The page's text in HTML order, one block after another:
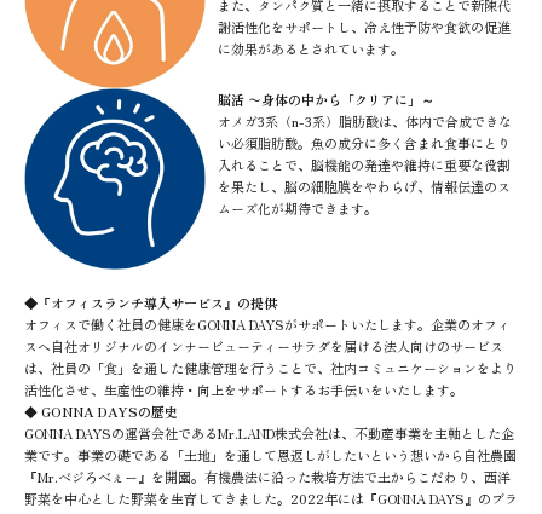
また、タンパク質と一緒に摂取することで新陳代
謝活性化をサポートし、冷え性予防や食欲の促進
に効果があるとされています。
脳活 〜身体の中から「クリアに」～
オメガ3系（n-3系）脂肪酸は、体内で合成できな
い必須脂肪酸。魚の成分に多く含まれ食事にとり
入れることで、脳機能の発達や維持に重要な役割
を果たし、脳の細胞膜をやわらげ、情報伝達のス
ムーズ化が期待できます。
◆『オフィスランチ導入サービス』の提供
オフィスで働く社員の健康をGONNA DAYSがサポートいたします。企業のオフィ
スへ自社オリジナルのインナービューティーサラダを届ける法人向けのサービス
は、社員の「食」を通した健康管理を行うことで、社内コミュニケーションをより
活性化させ、生産性の維持・向上をサポートするお手伝いをいたします。
◆GONNA DAYSの歴史
GONNA DAYSの運営会社であるMr.LAND株式会社は、不動産事業を主軸とした企
業です。事業の礎である「土地」を通して恩返しがしたいという想いから自社農園
『Mr.ベジろべぇー』を開園。有機農法に沿った栽培方法で土からこだわり、西洋
野菜を中心とした野菜を生育してきました。2022年には『GONNA DAYS』のブラ